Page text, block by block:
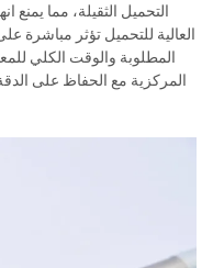
التحميل الثقيلة، مما يمنع
العالية للتحميل تؤثر مباشرة
المطلوبة والوقت الكلي
المركزية مع الحفاظ على